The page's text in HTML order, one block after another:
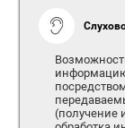
(получение